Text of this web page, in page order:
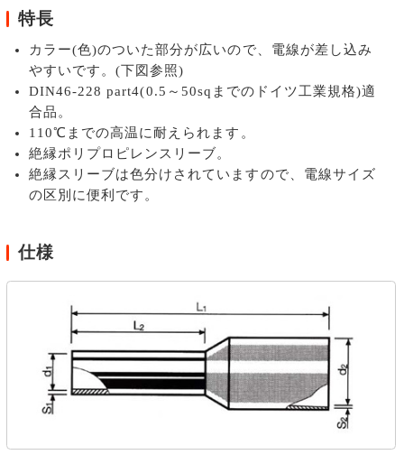
特長
カラー(色)のついた部分が広いので、電線が差し込み
やすいです。(下図参照)
DIN46-228 part4(0.5～50sqまでのドイツ工業規格)適
合品。
110℃までの高温に耐えられます。
絶縁ポリプロピレンスリーブ。
絶縁スリーブは色分けされていますので、電線サイズ
の区別に便利です。
仕様